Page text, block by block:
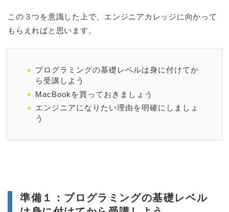
この３つを意識した上で、エンジニアカレッジに向かって
もらえればと思います。
プログラミングの基礎レベルは身に付けてか
ら受講しよう
MacBookを買っておきましょう
エンジニアになりたい理由を明確にしましょ
う
準備１：プログラミングの基礎レベル